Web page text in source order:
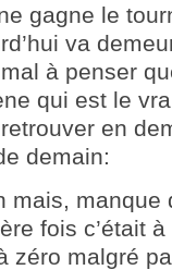
gagne le
va
à penser
qui est le
en
demain:
mais, manque
fois c’était
zéro malgré